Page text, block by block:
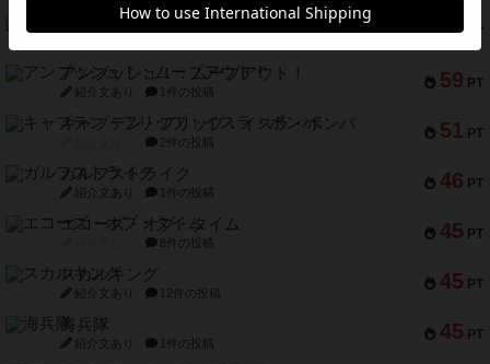
70 PT
トランスオリエント・エクスプレス
59 PT
アンブッシュ！：ムーブアウト！
紹介文あり 1件の投稿
51 PT
キャプテン・フリップ：イスラ・ボンバ
2件の投稿
46 PT
ガルフストライク
紹介文あり 1件の投稿
45 PT
エコーズ・オブ・タイム
8件の投稿
45 PT
スカルキング
紹介文あり 12件の投稿
45 PT
海兵隊
紹介文あり 1件の投稿